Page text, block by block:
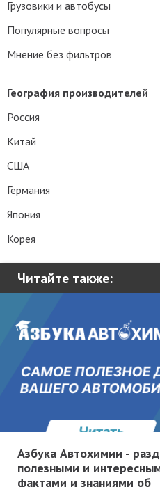
Читайте также:
Азбука Автохимии -
полезными и
фактами и знаниями об
Грузовики и автобусы
Популярные вопросы
Мнение без фильтров
География производителей
Россия
Китай
США
Германия
Япония
Корея
Сетевое издание «Kolesa.ru»,
службой по надзору в сфере
массовых коммуникаций, номер
Любое использование
www.kolesa.ru, допускается
правообладателя. Учредитель
редактор Баландин М.А. 0+
Политика конфиденциальности